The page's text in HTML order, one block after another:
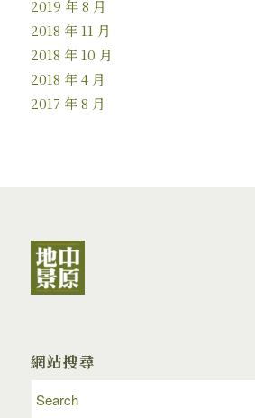
2019 年 8 月
2018 年 11 月
2018 年 10 月
2018 年 4 月
2017 年 8 月
網站搜尋